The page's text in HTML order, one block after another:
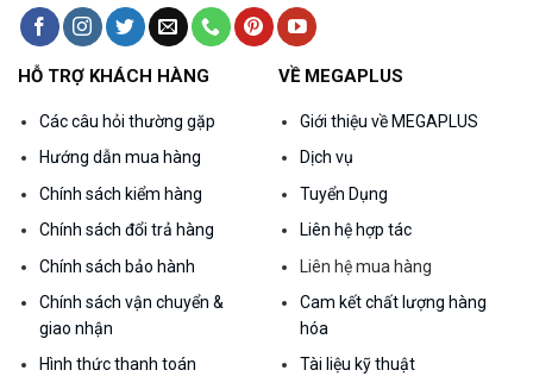
HỖ TRỢ KHÁCH HÀNG
Các câu hỏi thường gặp
Hướng dẫn mua hàng
Chính sách kiểm hàng
Chính sách đổi trả hàng
Chính sách bảo hành
Chính sách vận chuyển &
giao nhận
Hình thức thanh toán
VỀ MEGAPLUS
Giới thiệu về MEGAPLUS
Dịch vụ
Tuyển Dụng
Liên hệ hợp tác
Liên hệ mua hàng
Cam kết chất lượng hàng
hóa
Tài liệu kỹ thuật